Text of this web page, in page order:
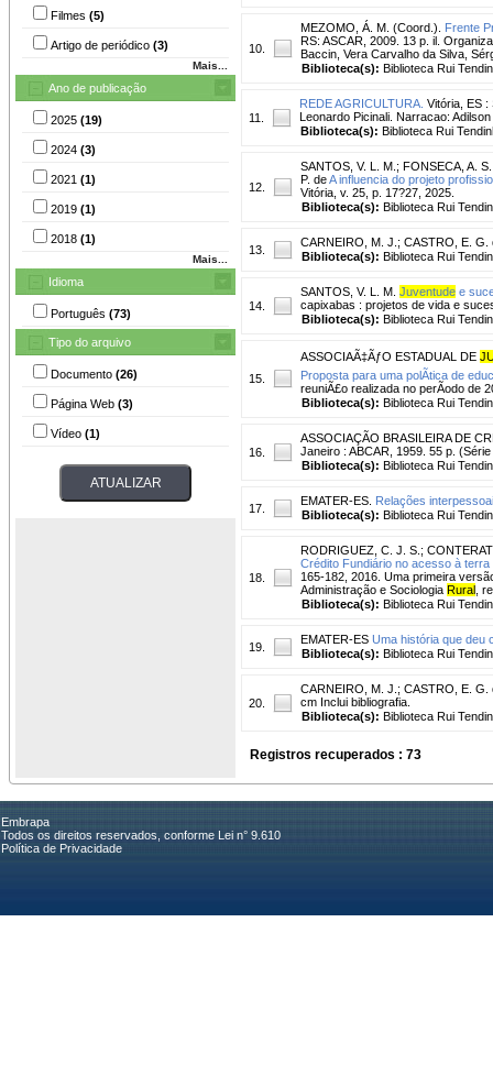
Filmes (5)
Artigo de periódico (3)
Mais...
Ano de publicação
2025 (19)
2024 (3)
2021 (1)
2019 (1)
2018 (1)
Mais...
Idioma
Português (73)
Tipo do arquivo
Documento (26)
Página Web (3)
Vídeo (1)
10.
MEZOMO, Á. M. (Coord.).
Frente
RS: ASCAR, 2009. 13 p. il.
Baccin, Vera Carvalho da Silva,
Biblioteca(s): Biblioteca Rui
11.
REDE AGRICULTURA. Vitória, ES :
Leonardo Picinali. Narracao:
Biblioteca(s): Biblioteca Rui
12.
SANTOS, V. L. M. ; FONSECA, A.
P. deA influencia do projeto
Vitória, v. 25, p. 17?27, 2025.
Biblioteca(s): Biblioteca Rui
13.
CARNEIRO, M. J. ; CASTRO, E. G.
Biblioteca(s): Biblioteca Rui
14.
SANTOS, V. L. M. Juventude e
capixabas : projetos de vida e
Biblioteca(s): Biblioteca Rui
15.
ASSOCIAÃ‡ÃƒO ESTADUAL DE
Proposta para uma polÃ­tica de
reuniÃ£o realizada no perÃ­odo de
Biblioteca(s): Biblioteca Rui
16.
ASSOCIAÇÃO BRASILEIRA DE
Janeiro : ABCAR, 1959. 55 p.
Biblioteca(s): Biblioteca Rui
17.
EMATER-ES. Relações
Biblioteca(s): Biblioteca Rui
18.
RODRIGUEZ, C. J. S. ;
Crédito Fundiário no acesso à
165-182, 2016. Uma primeira
Administração e Sociologia Rural ,
Biblioteca(s): Biblioteca Rui
19.
EMATER-ES Uma história que deu
Biblioteca(s): Biblioteca Rui
20.
CARNEIRO, M. J. ; CASTRO, E. G.
cm Inclui bibliografia.
Biblioteca(s): Biblioteca Rui
Registros recuperados : 73
Embrapa
Todos os direitos reservados, conforme Lei n° 9.610
Política de Privacidade